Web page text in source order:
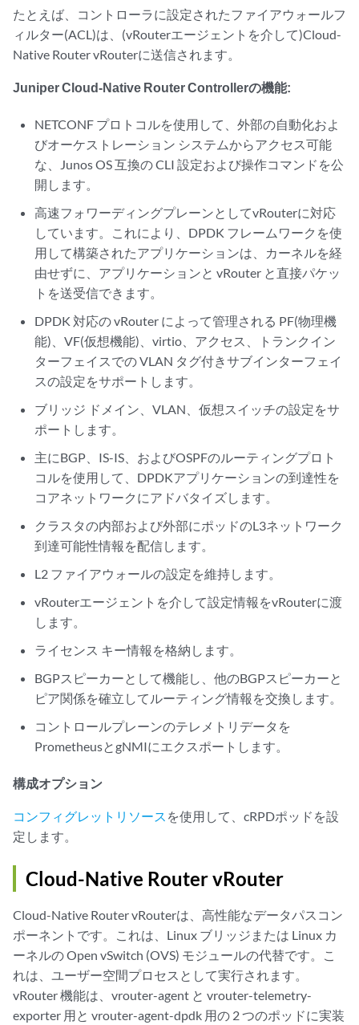
たとえば、コントローラに設定されたファイアウォールフ
ィルター(ACL)は、(vRouterエージェントを介して)Cloud-
Native Router vRouterに送信されます。
Juniper Cloud-Native Router Controllerの機能:
NETCONF プロトコルを使用して、外部の自動化およ
びオーケストレーション システムからアクセス可能
な、Junos OS 互換の CLI 設定および操作コマンドを公
開します。
高速フォワーディングプレーンとしてvRouterに対応
しています。これにより、DPDK フレームワークを使
用して構築されたアプリケーションは、カーネルを経
由せずに、アプリケーションと vRouter と直接パケッ
トを送受信できます。
DPDK 対応の vRouter によって管理される PF(物理機
能)、VF(仮想機能)、virtio、アクセス、トランクイン
ターフェイスでの VLAN タグ付きサブインターフェイ
スの設定をサポートします。
ブリッジ ドメイン、VLAN、仮想スイッチの設定をサ
ポートします。
主にBGP、IS-IS、およびOSPFのルーティングプロト
コルを使用して、DPDKアプリケーションの到達性を
コアネットワークにアドバタイズします。
クラスタの内部および外部にポッドのL3ネットワーク
到達可能性情報を配信します。
L2 ファイアウォールの設定を維持します。
vRouterエージェントを介して設定情報をvRouterに渡
します。
ライセンス キー情報を格納します。
BGPスピーカーとして機能し、他のBGPスピーカーと
ピア関係を確立してルーティング情報を交換します。
コントロールプレーンのテレメトリデータを
PrometheusとgNMIにエクスポートします。
構成オプション
コンフィグレットリソース を使用して、cRPDポッドを設
定します。
Cloud-Native Router vRouter
Cloud-Native Router vRouterは、高性能なデータパスコン
ポーネントです。これは、Linux ブリッジまたは Linux カ
ーネルの Open vSwitch (OVS) モジュールの代替です。こ
れは、ユーザー空間プロセスとして実行されます。
vRouter 機能は、vrouter-agent と vrouter-telemetry-
exporter 用と vrouter-agent-dpdk 用の 2 つのポッドに実装